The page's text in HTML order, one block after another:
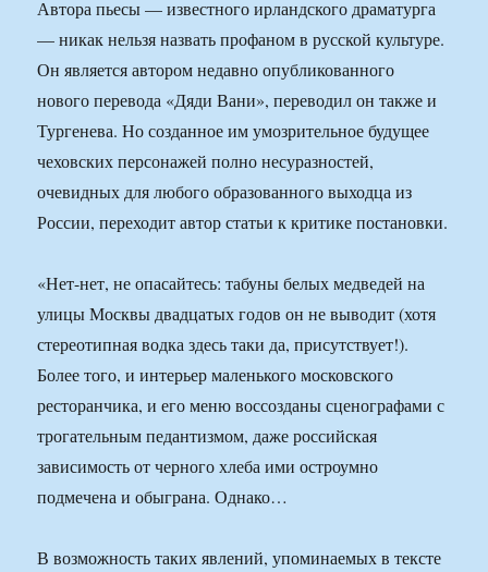
Автора пьесы — известного ирландского драматурга
— никак нельзя назвать профаном в русской культуре.
Он является автором недавно опубликованного
нового перевода «Дяди Вани», переводил он также и
Тургенева. Но созданное им умозрительное будущее
чеховских персонажей полно несуразностей,
очевидных для любого образованного выходца из
России, переходит автор статьи к критике постановки.
«Нет-нет, не опасайтесь: табуны белых медведей на
улицы Москвы двадцатых годов он не выводит (хотя
стереотипная водка здесь таки да, присутствует!).
Более того, и интерьер маленького московского
ресторанчика, и его меню воссозданы сценографами с
трогательным педантизмом, даже российская
зависимость от черного хлеба ими остроумно
подмечена и обыграна. Однако…
В возможность таких явлений, упоминаемых в тексте